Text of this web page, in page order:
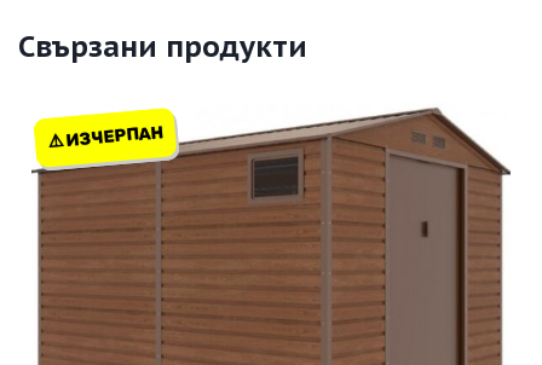
Свързани продукти
⚠️ ИЗЧЕРПАН
⚠️ ИЗЧЕРПАН